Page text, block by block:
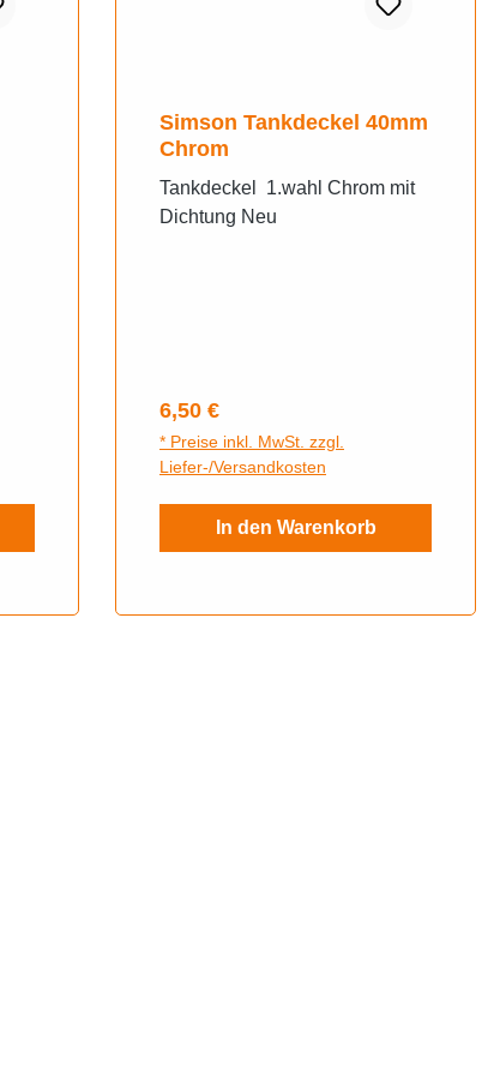
Simson Tankdeckel 40mm
Chrom
Tankdeckel 1.wahl Chrom mit
Dichtung Neu
Regulärer Preis:
6,50 €
* Preise inkl. MwSt. zzgl.
Liefer-/Versandkosten
In den Warenkorb